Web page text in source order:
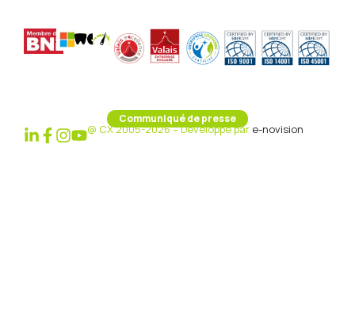
@ CX 2005-2026 – Développé par e-novision
Communiqué de presse